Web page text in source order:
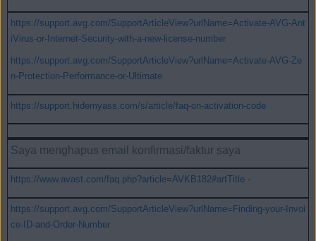
https://support.avg.com/SupportArticleView?urlName=Activate-AVG-Ant
iVirus-or-Internet-Security-with-a-new-license-number
https://support.avg.com/SupportArticleView?urlName=Activate-AVG-Ze
n-Protection-Performance-or-Ultimate
https://support.hidemyass.com/s/article/faq-on-activation-code
Saya menghapus email konfirmasi/faktur saya
https://www.avast.com/faq.php?article=AVKB182#artTitle -
https://support.avg.com/SupportArticleView?urlName=Finding-your-Invoi
ce-ID-and-Order-Number